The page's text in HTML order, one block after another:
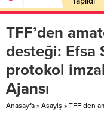
TFF’den
desteği: Efsa
protokol
Ajansı
Anasayfa » Asayiş » TFF’den